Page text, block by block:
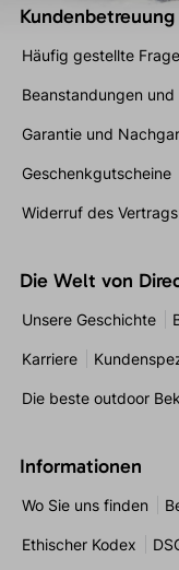
Kundenbetreuung
Häufig gestellte
Beanstandungen
Garantie und
Geschenkgutscheine
Widerruf des Vertrags
Die Welt von
Unsere Geschichte
Karriere
Die beste outdoor
Informationen
Wo Sie uns finden
Ethischer Kodex